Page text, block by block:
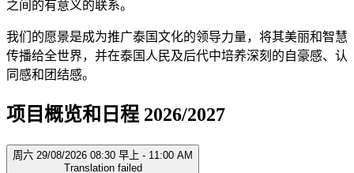
之间的有意义的联系。
我们的愿景是成为推广泰国文化的领导力量，将其美丽和智慧
传播给全世界，并在泰国人民及后代中培养深刻的自豪感、认
同感和团结感。
项目概览和日程 2026/2027
周六 29/08/2026 08:30 早上 - 11:00 AM
Translation failed